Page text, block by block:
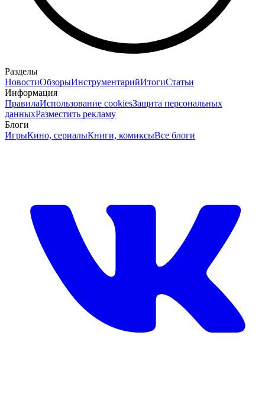
Разделы
НовостиОбзорыИнструментарийИтогиСтатьи
Информация
ПравилаИспользование cookiesЗащита персональных
данныхРазместить рекламу
Блоги
ИгрыКино, сериалыКниги, комиксыВсе блоги